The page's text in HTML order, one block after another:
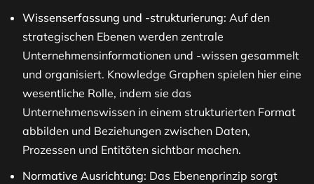
Wissenserfassung und -strukturierung: Auf den
strategischen Ebenen werden zentrale
Unternehmensinformationen und -wissen gesammelt
und organisiert. Knowledge Graphen spielen hier eine
wesentliche Rolle, indem sie das
Unternehmenswissen in einem strukturierten Format
abbilden und Beziehungen zwischen Daten,
Prozessen und Entitäten sichtbar machen.
Normative Ausrichtung: Das Ebenenprinzip sorgt